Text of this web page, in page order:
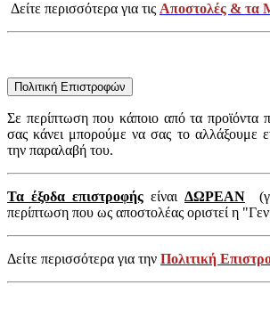
Δείτε περισσότερα για τις Αποστολές & τα
Πολιτική Επιστροφών
Σε περίπτωση που κάποιο από τα προϊόντα
σας κάνει μπορούμε να σας το αλλάξουμε
την παραλαβή του.
Τα έξοδα επιστροφής είναι ΔΩΡΕΑΝ
περίπτωση που ως αποστολέας οριστεί η
Δείτε περισσότερα για την Πολιτική